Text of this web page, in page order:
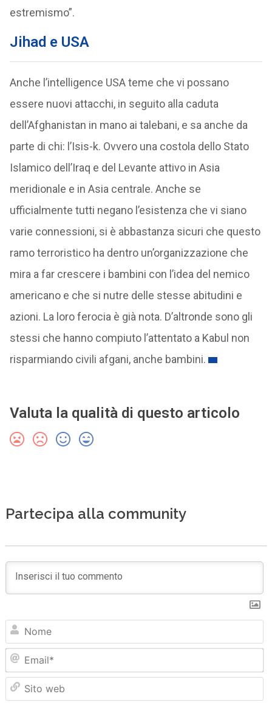
estremismo”.
Jihad e USA
Anche l’intelligence USA teme che vi possano
essere nuovi attacchi, in seguito alla caduta
dell’Afghanistan in mano ai talebani, e sa anche da
parte di chi: l’Isis-k. Ovvero una costola dello Stato
Islamico dell’Iraq e del Levante attivo in Asia
meridionale e in Asia centrale. Anche se
ufficialmente tutti negano l’esistenza che vi siano
varie connessioni, si è abbastanza sicuri che questo
ramo terroristico ha dentro un’organizzazione che
mira a far crescere i bambini con l’idea del nemico
americano e che si nutre delle stesse abitudini e
azioni. La loro ferocia è già nota. D’altronde sono gli
stessi che hanno compiuto l’attentato a Kabul non
risparmiando civili afgani, anche bambini.
Valuta la qualità di questo articolo
Partecipa alla community